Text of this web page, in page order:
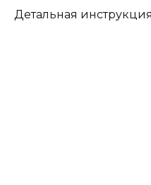
Детальная